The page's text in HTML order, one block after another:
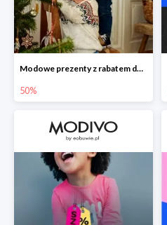
Modowe prezenty z rabatem do -50%
50%